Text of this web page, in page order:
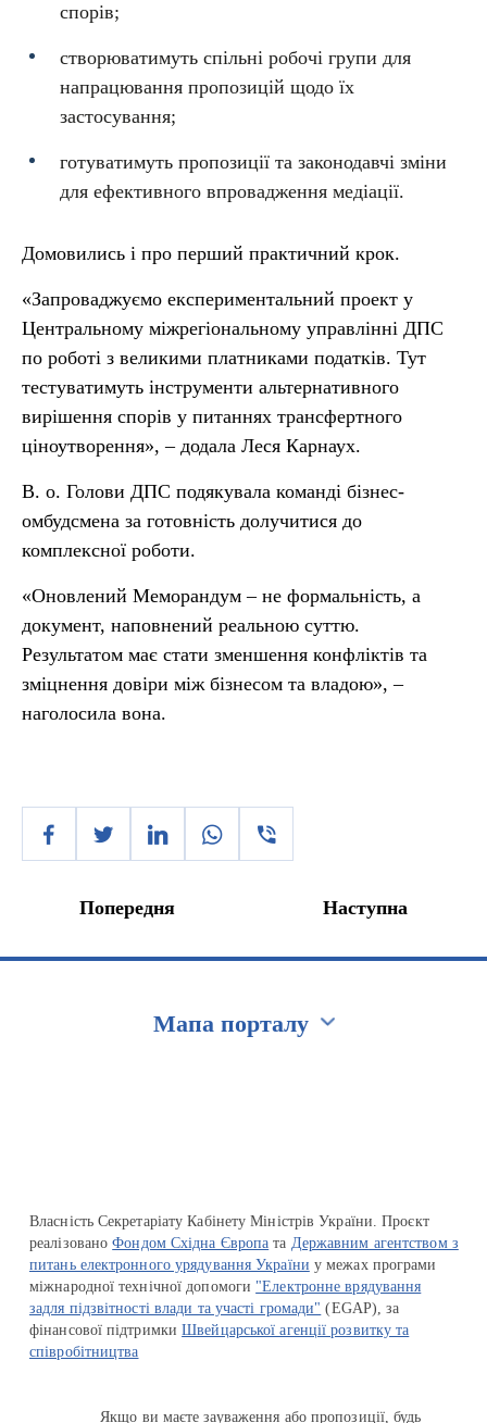
спорів;
створюватимуть спільні робочі групи для
напрацювання пропозицій щодо їх
застосування;
готуватимуть пропозиції та законодавчі зміни
для ефективного впровадження медіації.
Домовились і про перший практичний крок.
«Запроваджуємо експериментальний проект у
Центральному міжрегіональному управлінні ДПС
по роботі з великими платниками податків. Тут
тестуватимуть інструменти альтернативного
вирішення спорів у питаннях трансфертного
ціноутворення», – додала Леся Карнаух.
В. о. Голови ДПС подякувала команді бізнес-
омбудсмена за готовність долучитися до
комплексної роботи.
«Оновлений Меморандум – не формальність, а
документ, наповнений реальною суттю.
Результатом має стати зменшення конфліктів та
зміцнення довіри між бізнесом та владою», –
наголосила вона.
Попередня Наступна
Мапа порталу
Власність Секретаріату Кабінету Міністрів України. Проєкт
реалізованоФондом Східна Європа та Державним агентством з
питань електронного урядування України у межах програми
міжнародної технічної допомоги "Електронне врядування
задля підзвітності влади та участі громади" (EGAP), за
фінансової підтримкиШвейцарської агенції розвитку та
співробітництва
Якщо ви маєте зауваження або пропозиції, будь